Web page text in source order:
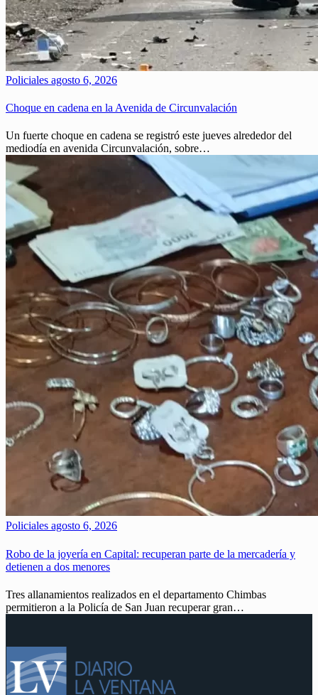
Policiales agosto 6, 2026
Choque en cadena en la Avenida de Circunvalación
Un fuerte choque en cadena se registró este jueves alrededor del
mediodía en avenida Circunvalación, sobre…
Policiales agosto 6, 2026
Robo de la joyería en Capital: recuperan parte de la mercadería y
detienen a dos menores
Tres allanamientos realizados en el departamento Chimbas
permitieron a la Policía de San Juan recuperar gran…